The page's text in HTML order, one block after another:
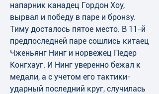
напарник канадец Гордон Хоу,
вырвал и победу в паре и бронзу.
Тиму досталось пятое место. В 11-й
предпоследней паре сошлись китаец
Чженьянг Нинг и норвежец Педер
Конгхауг. И Нинг уверенно бежал к
медали, а с учетом его тактики-
ударный последний круг, случилась